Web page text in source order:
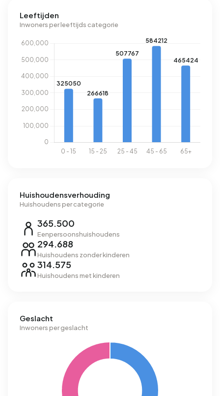
Leeftijden
Inwoners per leeftijds categorie
Huishoudensverhouding
Huishoudens per categorie
365.500
Eenpersoonshuishoudens
294.688
Huishoudens zonder kinderen
314.575
Huishoudens met kinderen
Geslacht
Inwoners per geslacht